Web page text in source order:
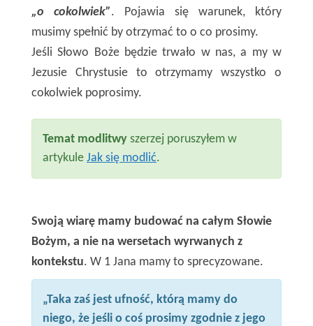
„o cokolwiek”. Pojawia się warunek, który
musimy spełnić by otrzymać to o co prosimy.
Jeśli Słowo Boże będzie trwało w nas, a my w
Jezusie Chrystusie to otrzymamy wszystko o
cokolwiek poprosimy.
Temat modlitwy szerzej poruszyłem w
artykule Jak się modlić.
Swoją wiarę mamy budować na całym Słowie
Bożym, a nie na wersetach wyrwanych z
kontekstu. W 1 Jana mamy to sprecyzowane.
„Taka zaś jest ufność, którą mamy do
niego, że jeśli o coś prosimy zgodnie z jego